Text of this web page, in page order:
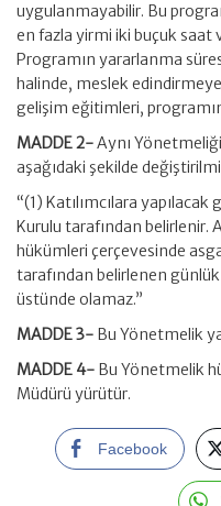
uygulanmayabilir. Bu
en fazla yirmi iki buçuk saat
Programın yararlanma
halinde, meslek
gelişim eğitimleri,
MADDE 2-Aynı
aşağıdaki şekilde
“(1) Katılımcılara
Kurulu tarafından belirlenir.
hükümleri çerçevesinde
tarafından belirlenen günlük
üstünde olamaz.”
MADDE 3- Bu Yönetmelik
MADDE 4- Bu Yönetmelik
Müdürü yürütür.
Facebook